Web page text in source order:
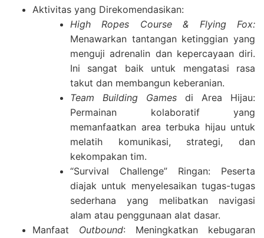
Aktivitas yang Direkomendasikan:
High Ropes Course & Flying Fox:
Menawarkan tantangan ketinggian yang
menguji adrenalin dan kepercayaan diri.
Ini sangat baik untuk mengatasi rasa
takut dan membangun keberanian.
Team Building Games di Area Hijau:
Permainan kolaboratif yang
memanfaatkan area terbuka hijau untuk
melatih komunikasi, strategi, dan
kekompakan tim.
“Survival Challenge” Ringan: Peserta
diajak untuk menyelesaikan tugas-tugas
sederhana yang melibatkan navigasi
alam atau penggunaan alat dasar.
Manfaat Outbound: Meningkatkan kebugaran